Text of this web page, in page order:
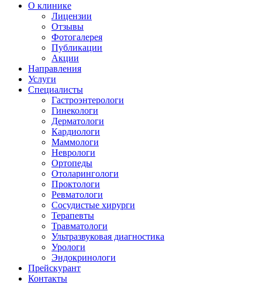
О клинике
Лицензии
Отзывы
Фотогалерея
Публикации
Акции
Направления
Услуги
Специалисты
Гастроэнтерологи
Гинекологи
Дерматологи
Кардиологи
Маммологи
Неврологи
Ортопеды
Отоларингологи
Проктологи
Ревматологи
Сосудистые хирурги
Терапевты
Травматологи
Ультразвуковая диагностика
Урологи
Эндокринологи
Прейскурант
Контакты